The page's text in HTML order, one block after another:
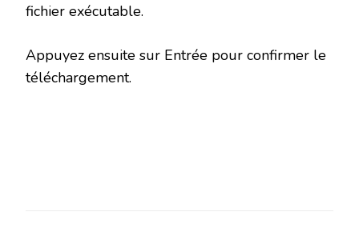
fichier exécutable.
Appuyez ensuite sur Entrée pour confirmer le
téléchargement.